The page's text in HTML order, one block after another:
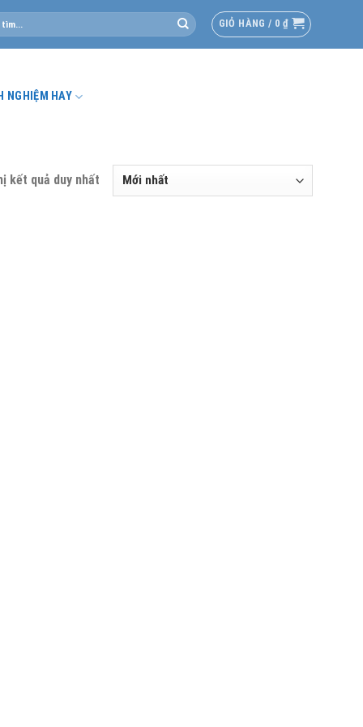
GIỎ HÀNG / 0 ₫
NGHIỆM HAY
kết quả duy nhất